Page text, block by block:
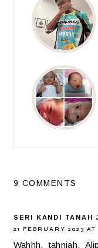
9 COMMENTS
SERI KANDI TANAH
21 FEBRUARY 2023 AT
Wahhh, tahniah,